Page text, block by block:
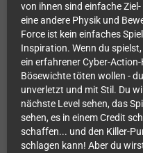
von ihnen sind einfache
eine andere Physik und
Force ist kein einfaches
Inspiration. Wenn du
ein erfahrener Cyber-
Bösewichte töten wollen -
unverletzt und mit Stil. Du
nächste Level sehen, das
sehen, es in einem Credit
schaffen... und den Killer-
schlagen kann! Aber du